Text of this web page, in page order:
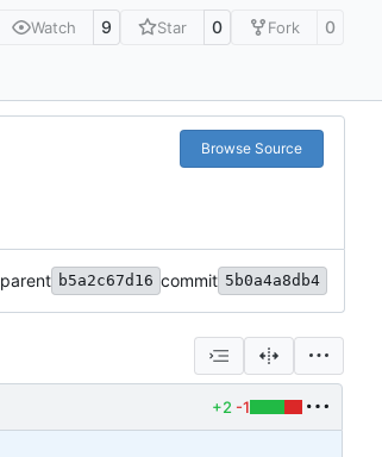
Watch 9 Star 0 Fork 0
Browse Source
parent b5a2c67d16 commit 5b0a4a8db4
+2 -1